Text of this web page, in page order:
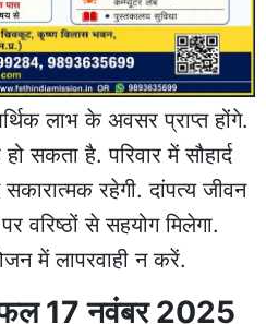
लाभ के अवसर प्राप्त होंगे.
सकता है. परिवार में सौहार्द
रहेगी. दांपत्य जीवन
वरिष्ठों से सहयोग मिलेगा.
में लापरवाही न करें.
17 नवंबर 2025